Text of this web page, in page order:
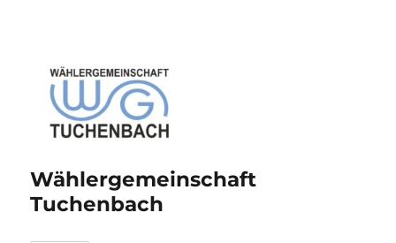
Wählergemeinschaft
Tuchenbach